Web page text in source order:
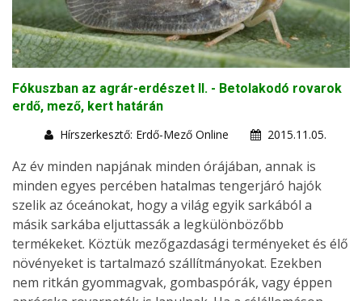
Fókuszban az agrár-erdészet II. - Betolakodó rovarok
erdő, mező, kert határán
Hírszerkesztő: Erdő-Mező Online
2015.11.05.
Az év minden napjának minden órájában, annak is
minden egyes percében hatalmas tengerjáró hajók
szelik az óceánokat, hogy a világ egyik sarkából a
másik sarkába eljuttassák a legkülönbözőbb
termékeket. Köztük mezőgazdasági terményeket és élő
növényeket is tartalmazó szállítmányokat. Ezekben
nem ritkán gyommagvak, gombaspórák, vagy éppen